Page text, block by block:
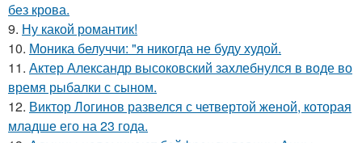
без крова.
9. Ну какой романтик!
10. Моника белуччи: "я никогда не буду худой.
11. Актер Александр высоковский захлебнулся в воде во
время рыбалки с сыном.
12. Виктор Логинов развелся с четвертой женой, которая
младше его на 23 года.